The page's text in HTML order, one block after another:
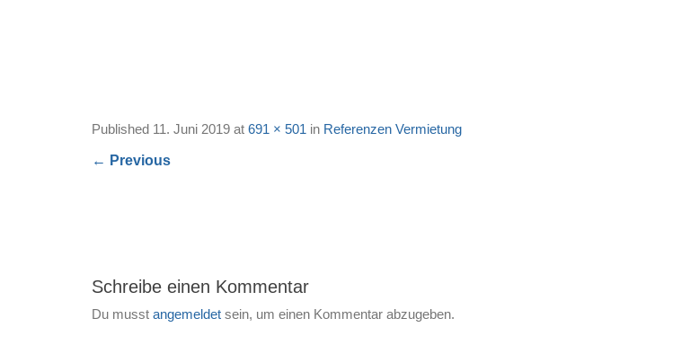
Published 11. Juni 2019 at 691 × 501 in Referenzen Vermietung
← Previous
Schreibe einen Kommentar
Du musst angemeldet sein, um einen Kommentar abzugeben.